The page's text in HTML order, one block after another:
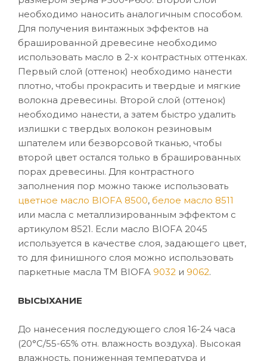
необходимо наносить аналогичным способом.
Для получения винтажных эффектов на
брашированной древесине необходимо
использовать масло в 2-х контрастных оттенках.
Первый слой (оттенок) необходимо нанести
плотно, чтобы прокрасить и твердые и мягкие
волокна древесины. Второй слой (оттенок)
необходимо нанести, а затем быстро удалить
излишки с твердых волокон резиновым
шпателем или безворсовой тканью, чтобы
второй цвет остался только в брашированных
порах древесины. Для контрастного
заполнения пор можно также использовать
цветное масло BIOFA 8500, белое масло 8511
или масла с металлизированным эффектом с
артикулом 8521. Если масло BIOFA 2045
используется в качестве слоя, задающего цвет,
то для финишного слоя можно использовать
паркетные масла ТМ BIOFA 9032 и 9062.
ВЫСЫХАНИЕ
До нанесения последующего слоя 16-24 часа
(20°C/55-65% отн. влажность воздуха). Высокая
влажность, пониженная температура и